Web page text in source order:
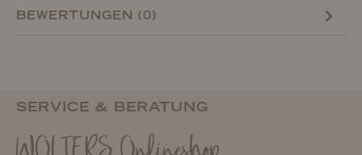
BEWERTUNGEN (0)
SERVICE & BERATUNG